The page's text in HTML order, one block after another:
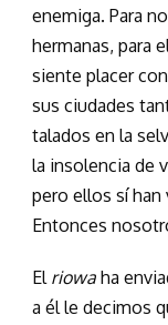
enemiga. Para
hermanas, para
siente placer
sus ciudades
talados en la
la insolencia de
pero ellos sí han
Entonces
El riowa ha
a él le decimos